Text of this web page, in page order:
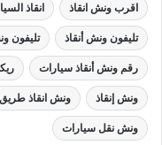
اقرب ونش انقاذ انقاذ
تليفون ونش أنقاذ تليفون
رقم ونش أنقاذ سيارات
ونش إنقاذ ونش انقاذ طريق
ونش نقل سيارات